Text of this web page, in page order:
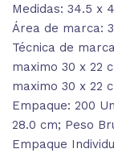
Medidas: 34.5 x
Área de marca:
Técnica de
maximo 30 x 22
maximo 30 x 22
Empaque: 200
28.0 cm; Peso
Empaque